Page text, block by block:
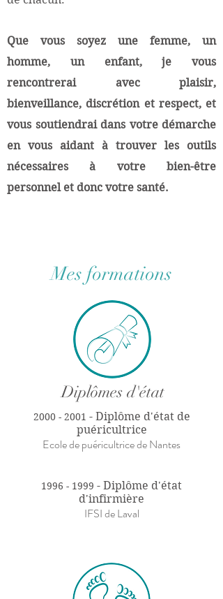
Que vous soyez une femme, un
homme, un enfant, je vous
rencontrerai avec plaisir,
bienveillance, discrétion et respect, et
vous soutiendrai dans votre démarche
en vous aidant à trouver les outils
nécessaires à votre bien-être
personnel et donc votre santé.
Mes formations
Diplômes d'état
2000 - 2001 - Diplôme d'état de
puéricultrice
Ecole de puéricultrice de Nantes
1996 - 1999 - Diplôme d'état
d'infirmière
IFSI de Laval